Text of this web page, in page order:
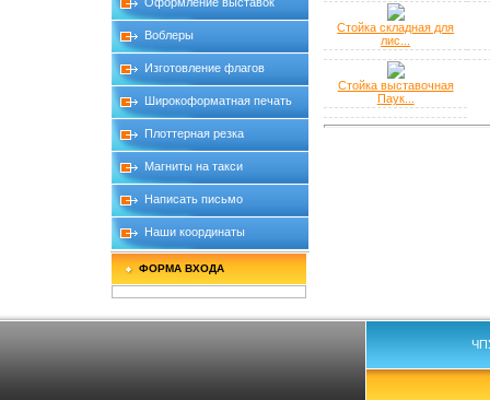
Воблеры
Изготовление флагов
Широкоформатная печать
Плоттерная резка
Магниты на такси
Написать письмо
Наши координаты
ФОРМА ВХОДА
Стойка складная для
лис...
Стойка выставочная
Паук...